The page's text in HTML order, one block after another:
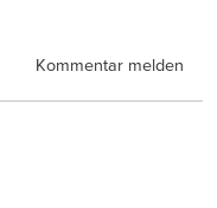
Kommentar melden